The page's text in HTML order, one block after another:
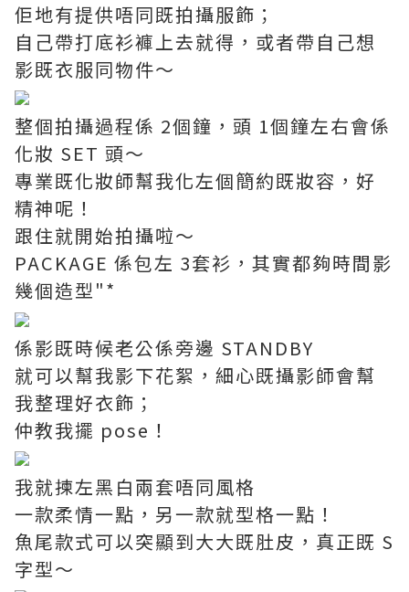
佢地有提供唔同既拍攝服飾；
自己帶打底衫褲上去就得，或者帶自己想
影既衣服同物件～
整個拍攝過程係 2個鐘，頭 1個鐘左右會係
化妝 SET 頭～
專業既化妝師幫我化左個簡約既妝容，好
精神呢！
跟住就開始拍攝啦～
PACKAGE 係包左 3套衫，其實都夠時間影
幾個造型"*
係影既時候老公係旁邊 STANDBY
就可以幫我影下花絮，細心既攝影師會幫
我整理好衣飾；
仲教我擺 pose！
我就揀左黑白兩套唔同風格
一款柔情一點，另一款就型格一點！
魚尾款式可以突顯到大大既肚皮，真正既 S
字型～